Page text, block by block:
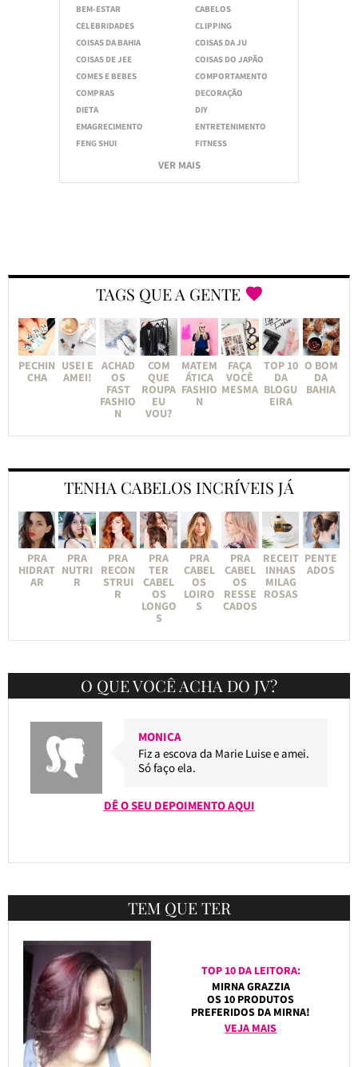
BEM-ESTAR
CABELOS
CELEBRIDADES
CLIPPING
COISAS DA BAHIA
COISAS DA JU
COISAS DE JEE
COISAS DO JAPÃO
COMES E BEBES
COMPORTAMENTO
COMPRAS
DECORAÇÃO
DIETA
DIY
EMAGRECIMENTO
ENTRETENIMENTO
FENG SHUI
FITNESS
VER MAIS
TAGS QUE A GENTE
PECHIN
CHA
USEI E
AMEI!
ACHAD
OS
FAST
FASHIO
N
COM
QUE
ROUPA
EU
VOU?
MATEM
ÁTICA
FASHIO
N
FAÇA
VOCÊ
MESMA
TOP 10
DA
BLOGU
EIRA
O BOM
DA
BAHIA
TENHA CABELOS INCRÍVEIS JÁ
PRA
HIDRAT
AR
PRA
NUTRI
R
PRA
RECON
STRUI
R
PRA
TER
CABEL
OS
LONGO
S
PRA
CABEL
OS
LOIRO
S
PRA
CABEL
OS
RESSE
CADOS
RECEIT
INHAS
MILAG
ROSAS
PENTE
ADOS
O QUE VOCÊ ACHA DO JV?
MONICA
Fiz a escova da Marie Luise e amei.
Só faço ela.
DÊ O SEU DEPOIMENTO AQUI
TEM QUE TER
TOP 10 DA LEITORA:
MIRNA GRAZZIA
OS 10 PRODUTOS
PREFERIDOS DA MIRNA!
VEJA MAIS